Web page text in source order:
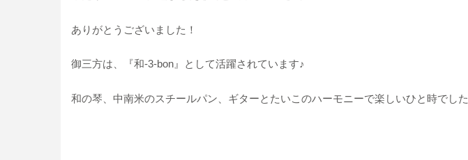
ありがとうございました！
御三方は、『和-3-bon』として活躍されています♪
和の琴、中南米のスチールパン、ギターとたいこのハーモニーで楽しいひと時でした